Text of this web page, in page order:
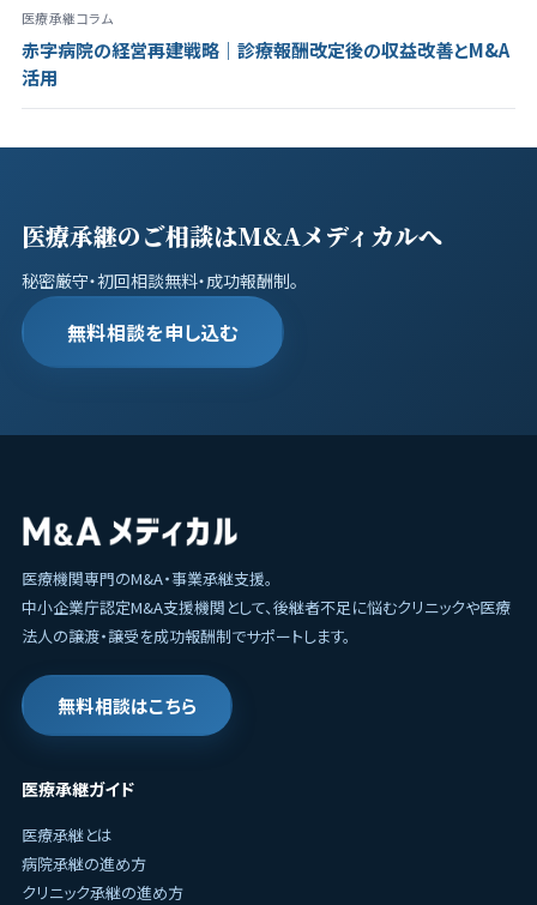
医療承継コラム
赤字病院の経営再建戦略｜診療報酬改定後の収益改善とM&A
活用
医療承継のご相談はM&Aメディカルへ
秘密厳守・初回相談無料・成功報酬制。
無料相談を申し込む
医療機関専門のM&A・事業承継支援。
中小企業庁認定M&A支援機関として、後継者不足に悩むクリニックや医療
法人の譲渡・譲受を成功報酬制でサポートします。
無料相談はこちら
医療承継ガイド
医療承継とは
病院承継の進め方
クリニック承継の進め方